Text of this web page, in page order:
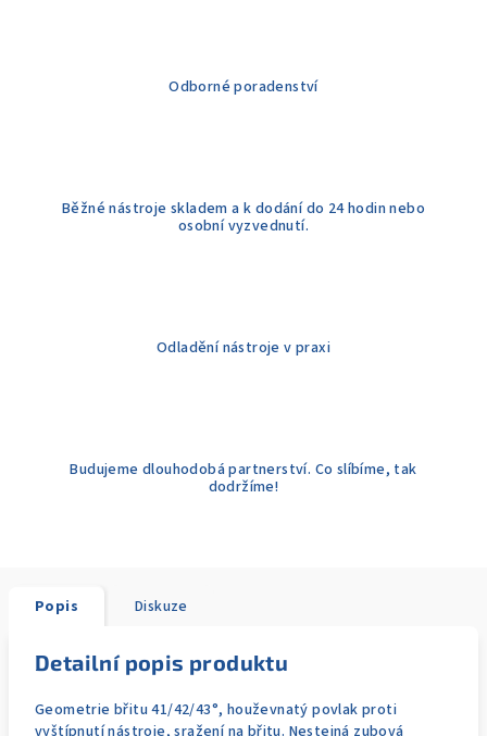
Odborné poradenství
Běžné nástroje skladem a k dodání do 24 hodin nebo
osobní vyzvednutí.
Odladění nástroje v praxi
Budujeme dlouhodobá partnerství. Co slíbíme, tak
dodržíme!
Popis Diskuze
Detailní popis produktu
Geometrie břitu 41/42/43°, houževnatý povlak proti
vyštípnutí nástroje, sražení na břitu. Nestejná zubová